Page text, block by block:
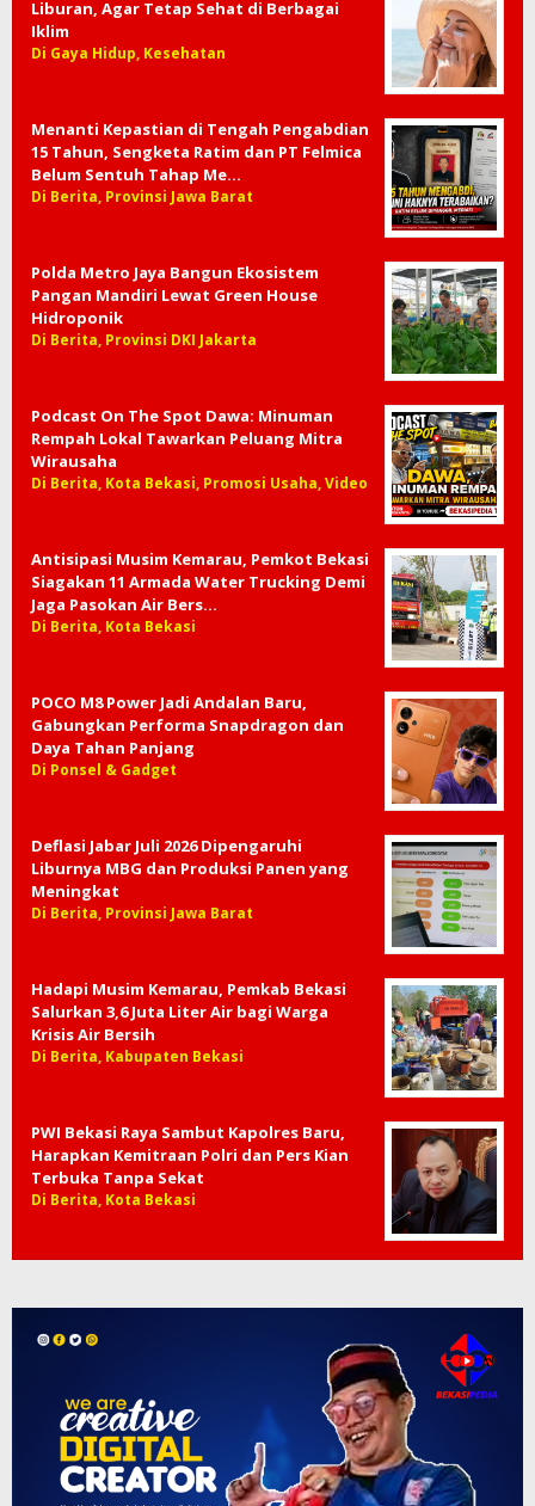
Liburan, Agar Tetap Sehat di Berbagai
Iklim
Di Gaya Hidup, Kesehatan
Menanti Kepastian di Tengah Pengabdian
15 Tahun, Sengketa Ratim dan PT Felmica
Belum Sentuh Tahap Me…
Di Berita, Provinsi Jawa Barat
Polda Metro Jaya Bangun Ekosistem
Pangan Mandiri Lewat Green House
Hidroponik
Di Berita, Provinsi DKI Jakarta
Podcast On The Spot Dawa: Minuman
Rempah Lokal Tawarkan Peluang Mitra
Wirausaha
Di Berita, Kota Bekasi, Promosi Usaha, Video
Antisipasi Musim Kemarau, Pemkot Bekasi
Siagakan 11 Armada Water Trucking Demi
Jaga Pasokan Air Bers…
Di Berita, Kota Bekasi
POCO M8 Power Jadi Andalan Baru,
Gabungkan Performa Snapdragon dan
Daya Tahan Panjang
Di Ponsel & Gadget
Deflasi Jabar Juli 2026 Dipengaruhi
Liburnya MBG dan Produksi Panen yang
Meningkat
Di Berita, Provinsi Jawa Barat
Hadapi Musim Kemarau, Pemkab Bekasi
Salurkan 3,6 Juta Liter Air bagi Warga
Krisis Air Bersih
Di Berita, Kabupaten Bekasi
PWI Bekasi Raya Sambut Kapolres Baru,
Harapkan Kemitraan Polri dan Pers Kian
Terbuka Tanpa Sekat
Di Berita, Kota Bekasi